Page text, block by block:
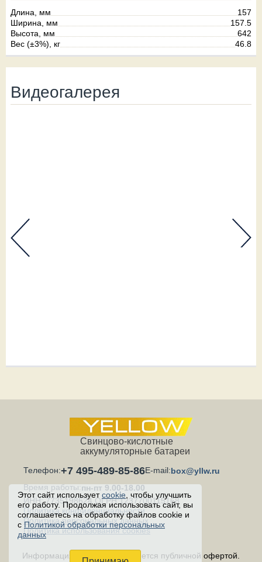
Длина, мм
157
Ширина, мм
157.5
Высота, мм
642
Вес (±3%), кг
46.8
Видеогалерея
Этот сайт используетcookie , чтобы улучшить
его работу. Продолжая использовать сайт, вы
соглашаетесь на обработку файлов cookie и
сПолитикой обработки персональных
данных
Свинцово-кислотные
аккумуляторные батареи
Телефон:+7 495-489-85-86E-mail:box@yllw.ru
Время работы:пн-пт 9.00-18.00
ИНН: 7735198624 ОГРН:1237700115168
Политика конфиденциальности
Политика персональных данных
Политика использования cookies
Информация на сайте не является публичной офертой.